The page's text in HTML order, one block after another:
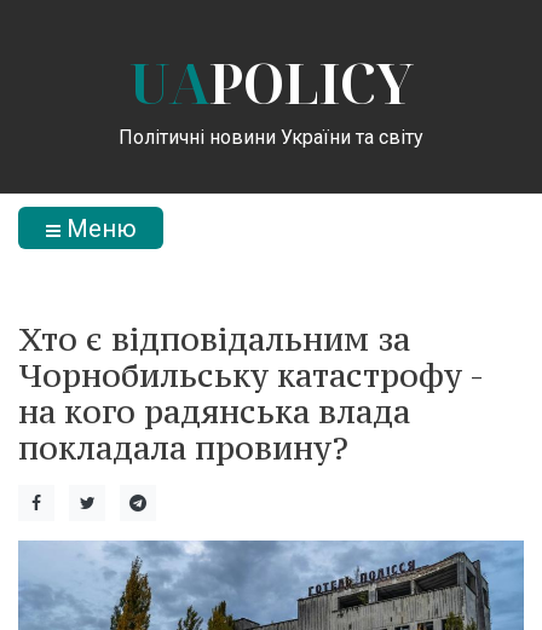
UAPOLICY
Політичні новини України та світу
Меню
Хто є відповідальним за
Чорнобильську катастрофу -
на кого радянська влада
покладала провину?